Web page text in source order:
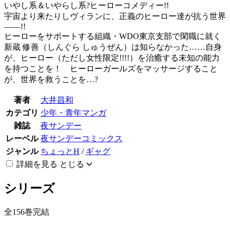
いやし系＆いやらし系?ヒーローコメディー!!
宇宙より来たりしヴィランに、正義のヒーロー達が抗う世界
――!!
ヒーローをサポートする組織・WDO東京支部で閑職に就く
新蔵 修善（しんぐら しゅうぜん）は知らなかった……自身
が、ヒーロー（ただし女性限定!!!!）を治癒する未知の能力
を持つことを！ ヒーローガールズをマッサージすること
が、世界を救うことを…?
著者
大井昌和
カテゴリ 少年・青年マンガ
雑誌
夜サンデー
レーベル 夜サンデーコミックス
ジャンル ちょっとH / ギャグ
詳細を見る とじる
シリーズ
全156巻完結